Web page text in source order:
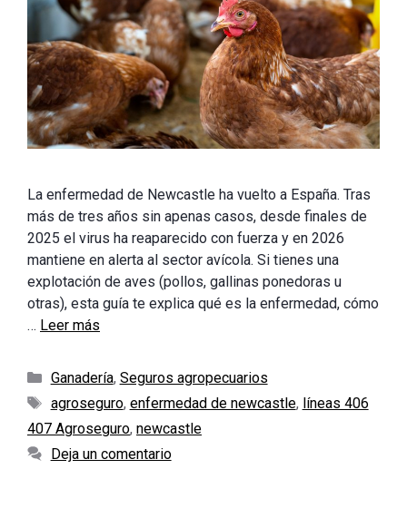
La enfermedad de Newcastle ha vuelto a España. Tras
más de tres años sin apenas casos, desde finales de
2025 el virus ha reaparecido con fuerza y en 2026
mantiene en alerta al sector avícola. Si tienes una
explotación de aves (pollos, gallinas ponedoras u
otras), esta guía te explica qué es la enfermedad, cómo
… Leer más
Categorías
Ganadería, Seguros agropecuarios
Etiquetas
agroseguro, enfermedad de newcastle, líneas 406
407 Agroseguro, newcastle
Deja un comentario